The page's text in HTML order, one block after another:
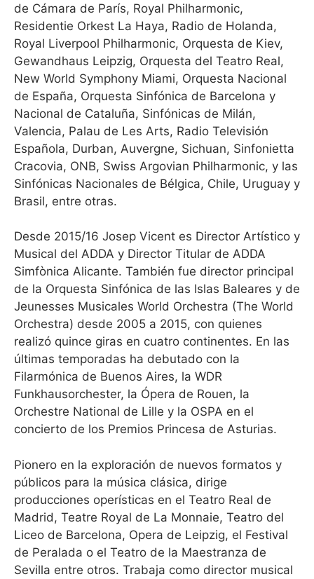
de Cámara de París, Royal Philharmonic,
Residentie Orkest La Haya, Radio de Holanda,
Royal Liverpool Philharmonic, Orquesta de Kiev,
Gewandhaus Leipzig, Orquesta del Teatro Real,
New World Symphony Miami, Orquesta Nacional
de España, Orquesta Sinfónica de Barcelona y
Nacional de Cataluña, Sinfónicas de Milán,
Valencia, Palau de Les Arts, Radio Televisión
Española, Durban, Auvergne, Sichuan, Sinfonietta
Cracovia, ONB, Swiss Argovian Philharmonic, y las
Sinfónicas Nacionales de Bélgica, Chile, Uruguay y
Brasil, entre otras.
Desde 2015/16 Josep Vicent es Director Artístico y
Musical del ADDA y Director Titular de ADDA
Simfònica Alicante. También fue director principal
de la Orquesta Sinfónica de las Islas Baleares y de
Jeunesses Musicales World Orchestra (The World
Orchestra) desde 2005 a 2015, con quienes
realizó quince giras en cuatro continentes. En las
últimas temporadas ha debutado con la
Filarmónica de Buenos Aires, la WDR
Funkhausorchester, la Ópera de Rouen, la
Orchestre National de Lille y la OSPA en el
concierto de los Premios Princesa de Asturias.
Pionero en la exploración de nuevos formatos y
públicos para la música clásica, dirige
producciones operísticas en el Teatro Real de
Madrid, Teatre Royal de La Monnaie, Teatro del
Liceo de Barcelona, Opera de Leipzig, el Festival
de Peralada o el Teatro de la Maestranza de
Sevilla entre otros. Trabaja como director musical